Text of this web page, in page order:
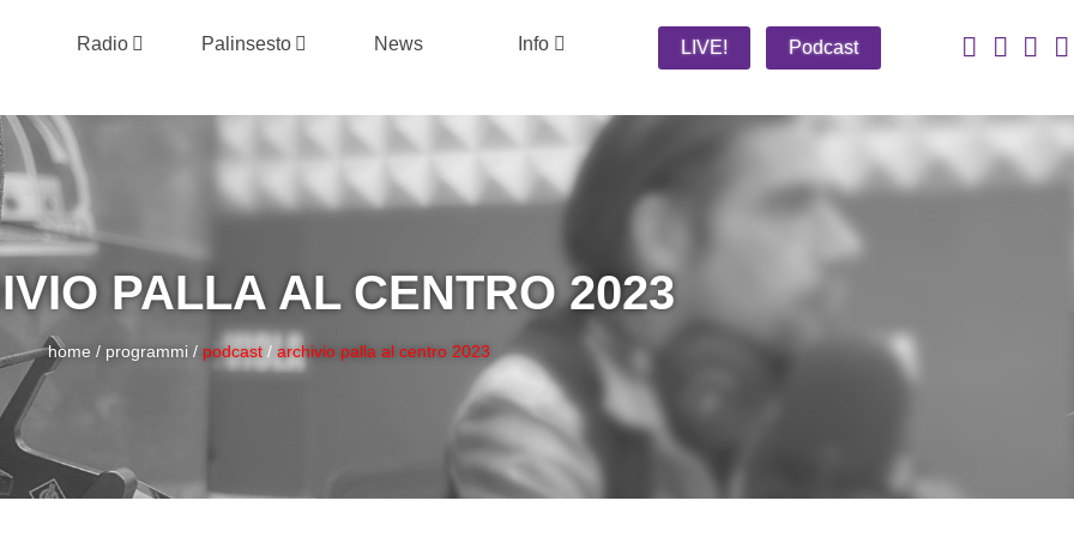
Radio Palinsesto News Info LIVE! Podcast
PALLA AL CENTRO 2023
home / programmi/ podcast/ archivio palla al centro 2023